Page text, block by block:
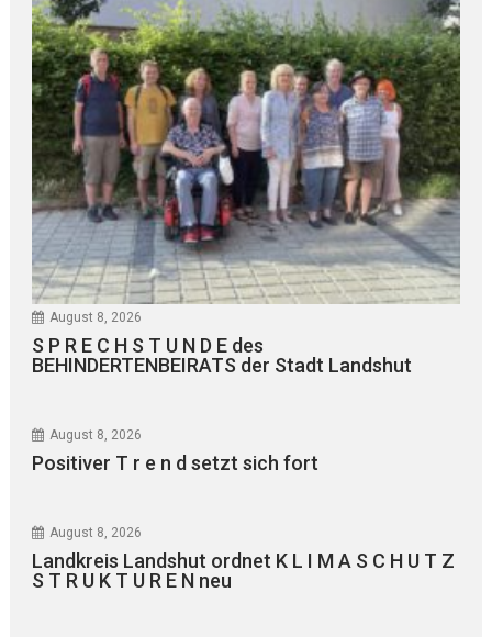
August 8, 2026
S P R E C H S T U N D E des
BEHINDERTENBEIRATS der Stadt Landshut
August 8, 2026
Positiver T r e n d setzt sich fort
August 8, 2026
Landkreis Landshut ordnet K L I M A S C H U T Z
S T R U K T U R E N neu